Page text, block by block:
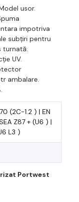
usor.
impotriva
subțiri pentru
turnată.
UV.
ambalare.
(2C-1.2 ) | EN
Z87 + (U6 ) |
L3 )
Portwest